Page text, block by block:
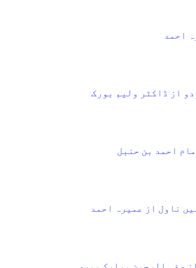
احمد
از ڈاکٹر ولیم بورک
احمد بن حنبل
ناول از عمیرہ احمد